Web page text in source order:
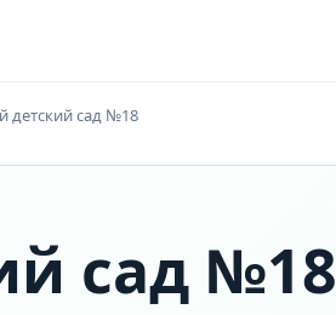
детский сад №18
сад №18